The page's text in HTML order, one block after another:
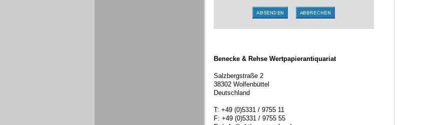
Benecke & Rehse Wertpapierantiquariat
Salzbergstraße 2
38302 Wolfenbüttel
Deutschland
T: +49 (0)5331 / 9755 11
F: +49 (0)5331 / 9755 55